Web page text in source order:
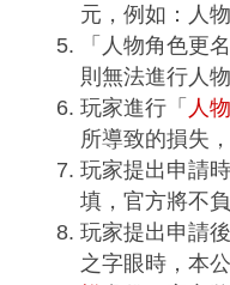
元，例如：人
「人物角色更
則無法進行人
玩家進行「 人
所導致的損失
玩家提出申請
填，官方將不
玩家提出申請
之字眼時，本